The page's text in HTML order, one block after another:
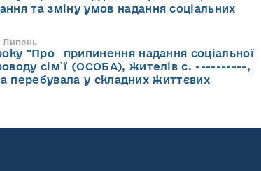
та зміну умов надання соціальних
Липень
"Про припинення надання соціальної
cім`ї (ОСОБА), жителів с. ----------,
перебувала у складних життєвих